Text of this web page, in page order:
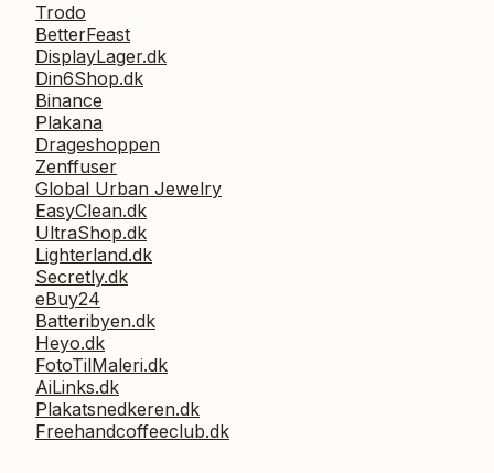
Trodo
BetterFeast
DisplayLager.dk
Din6Shop.dk
Binance
Plakana
Drageshoppen
Zenffuser
Global Urban Jewelry
EasyClean.dk
UltraShop.dk
Lighterland.dk
Secretly.dk
eBuy24
Batteribyen.dk
Heyo.dk
FotoTilMaleri.dk
AiLinks.dk
Plakatsnedkeren.dk
Freehandcoffeeclub.dk